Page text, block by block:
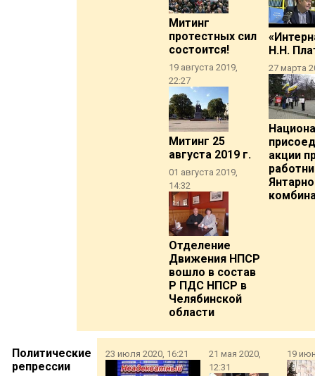
Митинг
протестных сил
состоится!
19 августа 2019,
22:27
Митинг 25
августа 2019 г.
01 августа 2019,
14:32
Отделение
Движения НПСР
вошло в состав
Р ПДС НПСР в
Челябинской
области
Н.Н.
27 марта
акции
Политические
репрессии
23 июля 2020, 16:21
21 мая 2020,
12:31
19